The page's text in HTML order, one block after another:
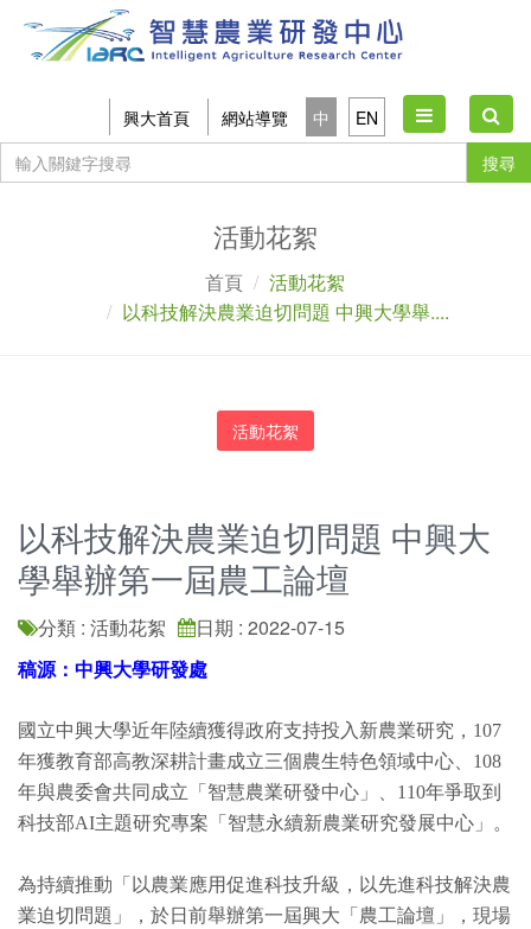
興大首頁 網站導覽 中 EN
Toggle
navigation
搜尋
活動花絮
首頁
活動花絮
以科技解決農業迫切問題 中興大學舉....
活動花絮
以科技解決農業迫切問題 中興大
學舉辦第一屆農工論壇
分類 : 活動花絮 日期 : 2022-07-15
稿源：中興大學研發處
國立中興大學近年陸續獲得政府支持投入新農業研究，107
年獲教育部高教深耕計畫成立三個農生特色領域中心、108
年與農委會共同成立「智慧農業研發中心」、110年爭取到
科技部AI主題研究專案「智慧永續新農業研究發展中心」。
為持續推動「以農業應用促進科技升級，以先進科技解決農
業迫切問題」，於日前舉辦第一屆興大「農工論壇」，現場